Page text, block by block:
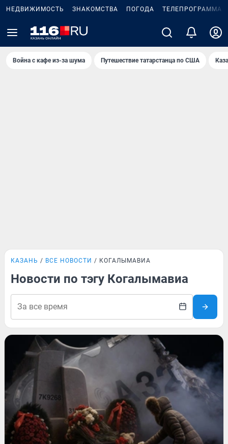
НЕДВИЖИМОСТЬ ЗНАКОМСТВА ПОГОДА ТЕЛЕПРОГРАММА
Война с кафе из-за шума Путешествие татарстанца по США
КАЗАНЬ ВСЕ НОВОСТИ КОГАЛЫМАВИА
Новости по тэгу Когалымавиа